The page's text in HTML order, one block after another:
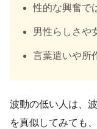
性的な興奮で
男性らしさや
言葉遣いや所
波動の低い人は、
を真似してみても